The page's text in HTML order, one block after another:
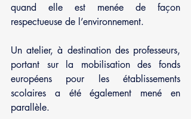
quand elle est menée de façon
respectueuse de l’environnement.
Un atelier, à destination des professeurs,
portant sur la mobilisation des fonds
européens pour les établissements
scolaires a été également mené en
parallèle.